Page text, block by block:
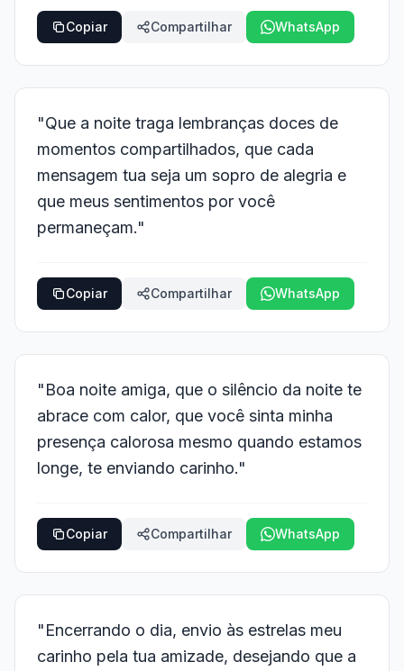
Copiar Compartilhar WhatsApp
"Que a noite traga lembranças doces de
momentos compartilhados, que cada
mensagem tua seja um sopro de alegria e
que meus sentimentos por você
permaneçam."
Copiar Compartilhar WhatsApp
"Boa noite amiga, que o silêncio da noite te
abrace com calor, que você sinta minha
presença calorosa mesmo quando estamos
longe, te enviando carinho."
Copiar Compartilhar WhatsApp
"Encerrando o dia, envio às estrelas meu
carinho pela tua amizade, desejando que a